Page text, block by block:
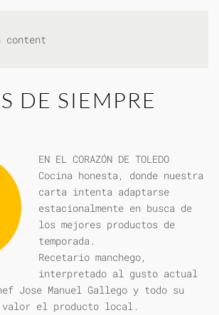
content
DE SIEMPRE
EN EL CORAZÓN DE TOLEDO
Cocina honesta, donde nuestra
carta intenta adaptarse
estacionalmente en busca de
los mejores productos de
temporada.
Recetario manchego,
interpretado al gusto actual
Jose Manuel Gallego y todo su
valor el producto local.